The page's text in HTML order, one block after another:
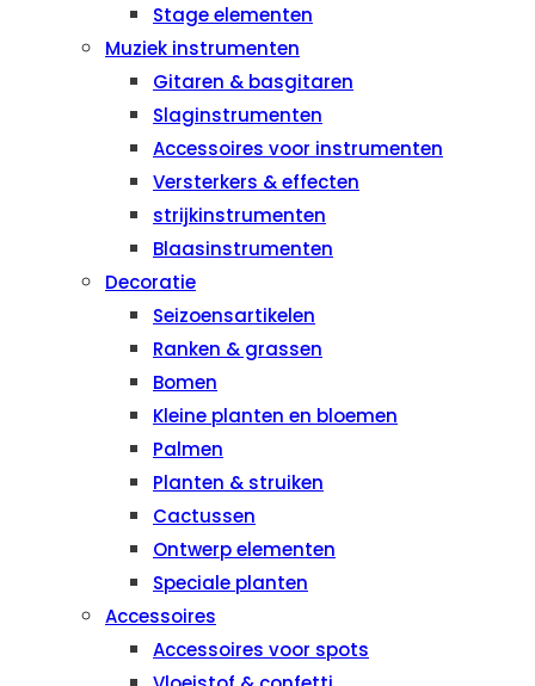
Stage elementen
Muziek instrumenten
Gitaren & basgitaren
Slaginstrumenten
Accessoires voor instrumenten
Versterkers & effecten
strijkinstrumenten
Blaasinstrumenten
Decoratie
Seizoensartikelen
Ranken & grassen
Bomen
Kleine planten en bloemen
Palmen
Planten & struiken
Cactussen
Ontwerp elementen
Speciale planten
Accessoires
Accessoires voor spots